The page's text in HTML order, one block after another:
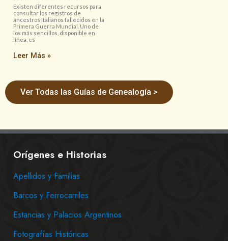
Existen diferentes recursos para
consultar los registros de
ancestros Italianos fallecidos en la
Primera Guerra Mundial. Uno de
los más sencillos, disponible en
línea, es
Leer Más »
Ver Todas las Guías de Genealogía >
Orígenes e Historias
Apellidos y Familias
Barcos y Ferrocarriles
Estancias y Palacios Argentinos
Fotografías Históricas